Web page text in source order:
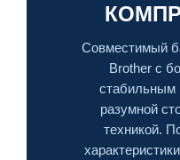
Совместимый
Brother с
стабильным
разумной
техникой.